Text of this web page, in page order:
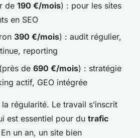
de 190 €/mois) : pour les sites
en SEO
390 €/mois) : audit régulier,
reporting
de 690 €/mois) : stratégie
actif, GEO intégrée
régularité. Le travail s’inscrit
est essentiel pour du trafic
un an, un site bien